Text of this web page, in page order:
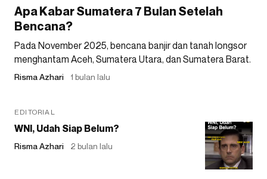
Apa Kabar Sumatera 7 Bulan Setelah
Bencana?
Pada November 2025, bencana banjir dan tanah longsor
menghantam Aceh, Sumatera Utara, dan Sumatera Barat.
Risma Azhari 1 bulan lalu
EDITORIAL
WNI, Udah Siap Belum?
Risma Azhari 2 bulan lalu